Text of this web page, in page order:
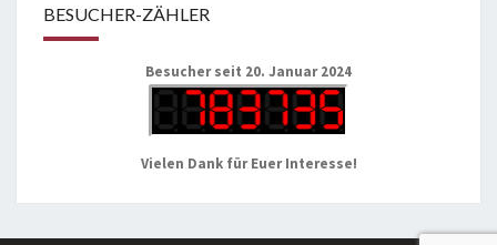
BESUCHER-ZÄHLER
Besucher seit 20. Januar 2024
Vielen Dank für Euer Interesse!